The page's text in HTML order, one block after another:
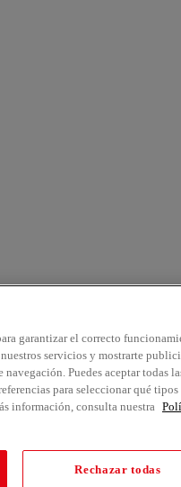
garantizar el correcto
servicios y mostrarte
Puedes aceptar todas
para seleccionar qué tipos
información, consulta nuestra
Rechazar todas